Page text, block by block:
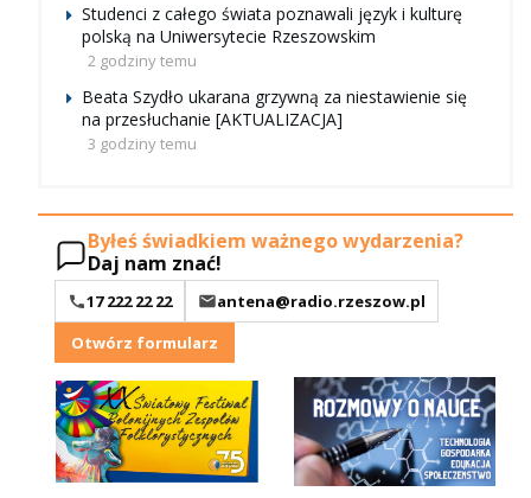
Studenci z całego świata poznawali język i kulturę
polską na Uniwersytecie Rzeszowskim
2 godziny temu
Beata Szydło ukarana grzywną za niestawienie się
na przesłuchanie [AKTUALIZACJA]
3 godziny temu
Byłeś świadkiem ważnego wydarzenia?
Daj nam znać!
17 222 22 22
antena@radio.rzeszow.pl
Otwórz formularz